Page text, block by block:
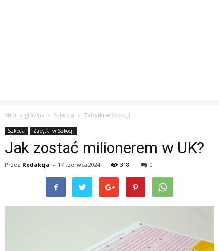
Strona główna Szkocja Zabytki w Szkocji
Szkocja Zabytki w Szkocji
Jak zostać milionerem w UK?
Przez Redakcja - 17 czerwca 2024 318 0